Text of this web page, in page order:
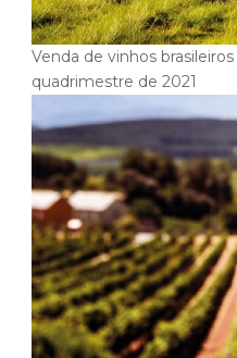
Venda de vinhos
quadrimestre de 2021